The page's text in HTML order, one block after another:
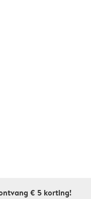
€ 5 korting!